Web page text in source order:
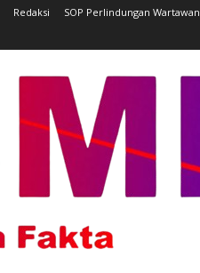
Redaksi SOP Perlindungan Wartawan